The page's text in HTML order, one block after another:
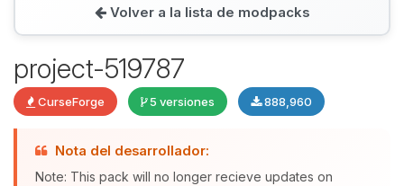
Volver a la lista de modpacks
project-519787
CurseForge 5 versiones 888,960
Nota del desarrollador:
Note: This pack will no longer recieve updates on
Yupi, por fin alguien con quien
hablar! Soy Choupy, tu pequeno
asistente de BoxToPlay. Cuentame
que necesitas y moveré mis
pequenos circuitos para ayudarte.
09/08/2026 16:04